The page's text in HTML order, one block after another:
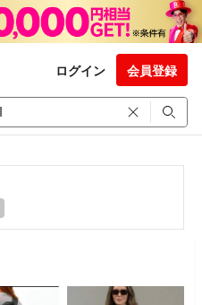
ログイン 会員登録